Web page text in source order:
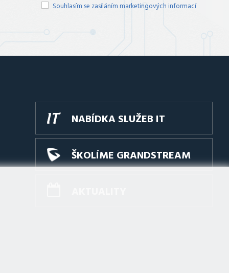
Souhlasím se zasíláním marketingových informací
NABÍDKA SLUŽEB IT
ŠKOLÍME GRANDSTREAM